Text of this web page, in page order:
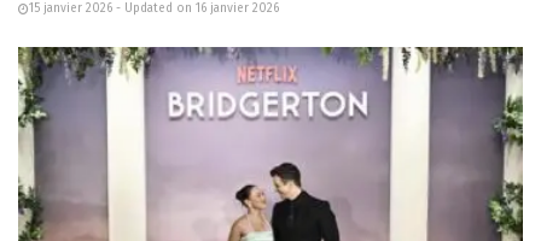
15 janvier 2026 - Updated on 16 janvier 2026